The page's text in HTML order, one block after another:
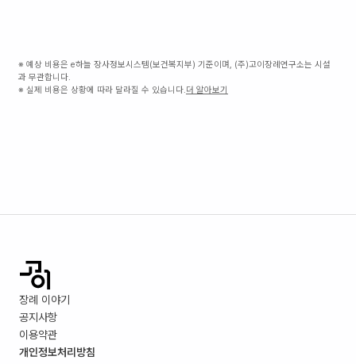
※ 예상 비용은 e하늘 장사정보시스템(보건복지부) 기준이며, (주)고이장례연구소는 시설
과 무관합니다.
※ 실제 비용은 상황에 따라 달라질 수 있습니다.더 알아보기
장례 이야기
공지사항
이용약관
개인정보처리방침